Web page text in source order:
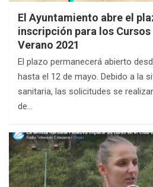
El Ayuntamiento abre el
inscripción para los
Verano 2021
El plazo permanecerá abierto
hasta el 12 de mayo. Debido a la
sanitaria, las solicitudes se
de…